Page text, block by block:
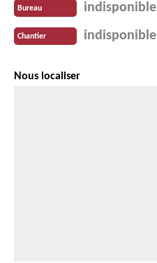
Bureau indisponible
Chantier indisponible
Nous localiser